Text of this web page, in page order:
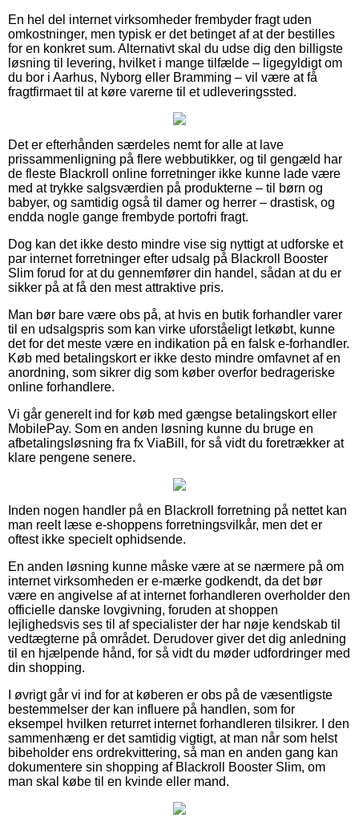
En hel del internet virksomheder frembyder fragt uden
omkostninger, men typisk er det betinget af at der bestilles
for en konkret sum. Alternativt skal du udse dig den billigste
løsning til levering, hvilket i mange tilfælde – ligegyldigt om
du bor i Aarhus, Nyborg eller Bramming – vil være at få
fragtfirmaet til at køre varerne til et udleveringssted.
Det er efterhånden særdeles nemt for alle at lave
prissammenligning på flere webbutikker, og til gengæld har
de fleste Blackroll online forretninger ikke kunne lade være
med at trykke salgsværdien på produkterne – til børn og
babyer, og samtidig også til damer og herrer – drastisk, og
endda nogle gange frembyde portofri fragt.
Dog kan det ikke desto mindre vise sig nyttigt at udforske et
par internet forretninger efter udsalg på Blackroll Booster
Slim forud for at du gennemfører din handel, sådan at du er
sikker på at få den mest attraktive pris.
Man bør bare være obs på, at hvis en butik forhandler varer
til en udsalgspris som kan virke uforståeligt letkøbt, kunne
det for det meste være en indikation på en falsk e-forhandler.
Køb med betalingskort er ikke desto mindre omfavnet af en
anordning, som sikrer dig som køber overfor bedrageriske
online forhandlere.
Vi går generelt ind for køb med gængse betalingskort eller
MobilePay. Som en anden løsning kunne du bruge en
afbetalingsløsning fra fx ViaBill, for så vidt du foretrækker at
klare pengene senere.
Inden nogen handler på en Blackroll forretning på nettet kan
man reelt læse e-shoppens forretningsvilkår, men det er
oftest ikke specielt ophidsende.
En anden løsning kunne måske være at se nærmere på om
internet virksomheden er e-mærke godkendt, da det bør
være en angivelse af at internet forhandleren overholder den
officielle danske lovgivning, foruden at shoppen
lejlighedsvis ses til af specialister der har nøje kendskab til
vedtægterne på området. Derudover giver det dig anledning
til en hjælpende hånd, for så vidt du møder udfordringer med
din shopping.
I øvrigt går vi ind for at køberen er obs på de væsentligste
bestemmelser der kan influere på handlen, som for
eksempel hvilken returret internet forhandleren tilsikrer. I den
sammenhæng er det samtidig vigtigt, at man når som helst
bibeholder ens ordrekvittering, så man en anden gang kan
dokumentere sin shopping af Blackroll Booster Slim, om
man skal købe til en kvinde eller mand.